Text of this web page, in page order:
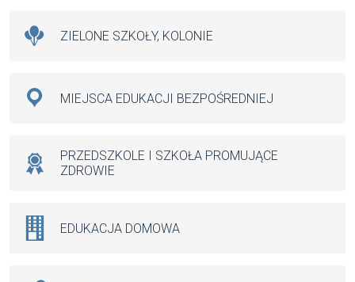
ZIELONE SZKOŁY, KOLONIE
MIEJSCA EDUKACJI BEZPOŚREDNIEJ
PRZEDSZKOLE I SZKOŁA PROMUJĄCE
ZDROWIE
EDUKACJA DOMOWA